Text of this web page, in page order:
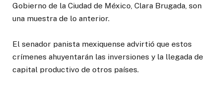
Gobierno de la Ciudad de México, Clara Brugada, son
una muestra de lo anterior.
El senador panista mexiquense advirtió que estos
crímenes ahuyentarán las inversiones y la llegada de
capital productivo de otros países.